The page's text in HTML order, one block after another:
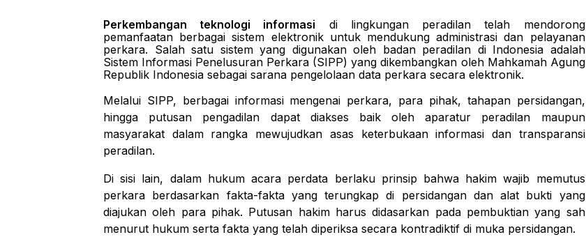
Perkembangan teknologi informasi di lingkungan peradilan telah mendorong
pemanfaatan berbagai sistem elektronik untuk mendukung administrasi dan pelayanan
perkara. Salah satu sistem yang digunakan oleh badan peradilan di Indonesia adalah
Sistem Informasi Penelusuran Perkara (SIPP) yang dikembangkan oleh Mahkamah Agung
Republik Indonesia sebagai sarana pengelolaan data perkara secara elektronik.
Melalui SIPP, berbagai informasi mengenai perkara, para pihak, tahapan persidangan,
hingga putusan pengadilan dapat diakses baik oleh aparatur peradilan maupun
masyarakat dalam rangka mewujudkan asas keterbukaan informasi dan transparansi
peradilan.
Di sisi lain, dalam hukum acara perdata berlaku prinsip bahwa hakim wajib memutus
perkara berdasarkan fakta-fakta yang terungkap di persidangan dan alat bukti yang
diajukan oleh para pihak. Putusan hakim harus didasarkan pada pembuktian yang sah
menurut hukum serta fakta yang telah diperiksa secara kontradiktif di muka persidangan.